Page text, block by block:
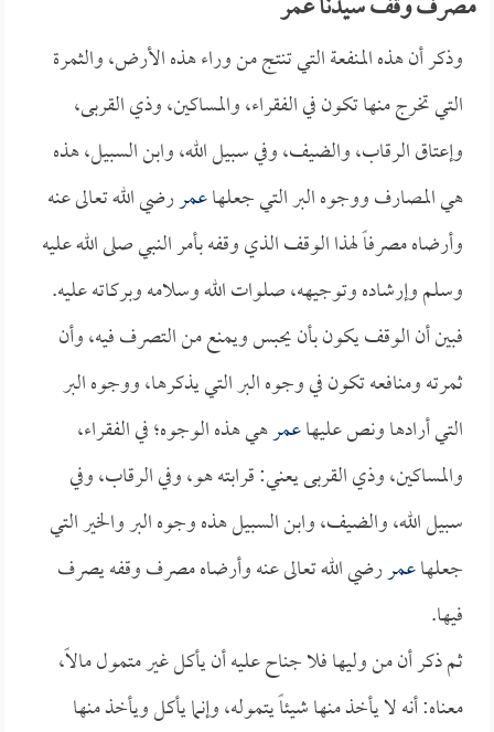
وذكر أن هذه المنفعة التي تنتج من وراء هذه الأرض، والثمرة
التي تخرج منها تكون في الفقراء، والمساكين، وذي القربى،
وإعتاق الرقاب، والضيف، وفي سبيل الله، وابن السبيل، هذه
هي المصارف ووجوه البر التي جعلهاعمررضي الله تعالى عنه
وأرضاه مصرفاً لهذا الوقف الذي وقفه بأمر النبي صلى الله عليه
وسلم وإرشاده وتوجيهه، صلوات الله وسلامه وبركاته عليه.
فبين أن الوقف يكون بأن يحبس ويمنع من التصرف فيه، وأن
ثمرته ومنافعه تكون في وجوه البر التي يذكرها، ووجوه البر
التي أرادها ونص عليهاعمرهي هذه الوجوه؛ في الفقراء،
والمساكين، وذي القربى يعني: قرابته هو، وفي الرقاب، وفي
سبيل الله، والضيف، وابن السبيل هذه وجوه البر والخير التي
جعلهاعمررضي الله تعالى عنه وأرضاه مصرف وقفه يصرف
فيها.
ثم ذكر أن من وليها فلا جناح عليه أن يأكل غير متمول مالاً،
معناه: أنه لا يأخذ منها شيئاً يتموله، وإنما يأكل ويأخذ منها